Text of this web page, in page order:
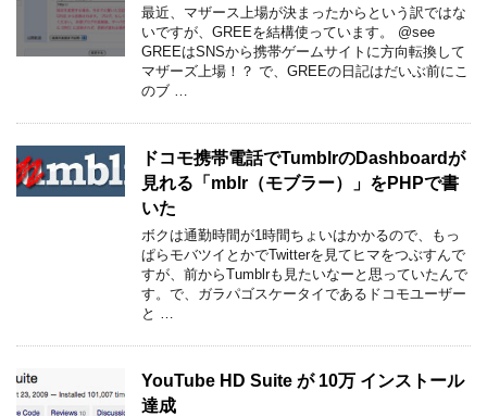
最近、マザース上場が決まったからという訳ではな
いですが、GREEを結構使っています。 @see
GREEはSNSから携帯ゲームサイトに方向転換して
マザーズ上場！？ で、GREEの日記はだいぶ前にこ
のブ …
ドコモ携帯電話でTumblrのDashboardが
見れる「mblr（モブラー）」をPHPで書
いた
ボクは通勤時間が1時間ちょいはかかるので、もっ
ぱらモバツイとかでTwitterを見てヒマをつぶすんで
すが、前からTumblrも見たいなーと思っていたんで
す。で、ガラパゴスケータイであるドコモユーザー
と …
YouTube HD Suite が 10万 インストール
達成